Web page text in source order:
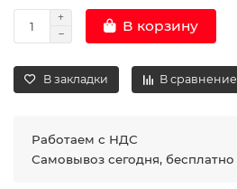
В корзину
В закладки В сравнение
Работаем с НДС
Самовывоз сегодня, бесплатно